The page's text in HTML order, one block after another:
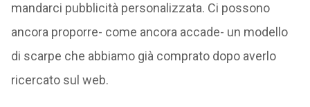
mandarci pubblicità personalizzata. Ci possono
ancora proporre- come ancora accade- un modello
di scarpe che abbiamo già comprato dopo averlo
ricercato sul web.